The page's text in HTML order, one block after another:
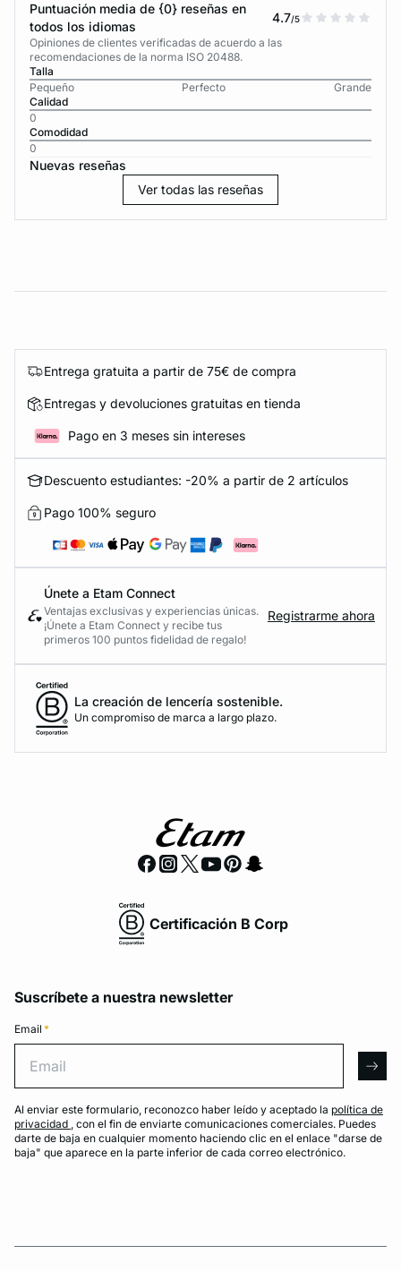
Puntuación media de {0} reseñas en
todos los idiomas
4.7/5
Opiniones de clientes verificadas de acuerdo a las
recomendaciones de la norma ISO 20488.
Talla
Pequeño
Perfecto
Grande
Calidad
0
Comodidad
0
Nuevas reseñas
Ver todas las reseñas
Entrega gratuita a partir de 75€ de compra
Entregas y devoluciones gratuitas en tienda
Pago en 3 meses sin intereses
Descuento estudiantes: -20% a partir de 2 artículos
Pago 100% seguro
Únete a Etam Connect
Ventajas exclusivas y experiencias únicas.
¡Únete a Etam Connect y recibe tus
primeros 100 puntos fidelidad de regalo!
Registrarme ahora
La creación de lencería sostenible.
Un compromiso de marca a largo plazo.
Certificación B Corp
Suscríbete a nuestra newsletter
Email *
Al enviar este formulario, reconozco haber leído y aceptado la política de
privacidad , con el fin de enviarte comunicaciones comerciales. Puedes
darte de baja en cualquier momento haciendo clic en el enlace "darse de
baja" que aparece en la parte inferior de cada correo electrónico.